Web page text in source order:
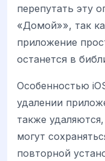
перепутать эту
«Домой»», так
приложение
останется в
Особенностью
удалении
также
могут
повторной